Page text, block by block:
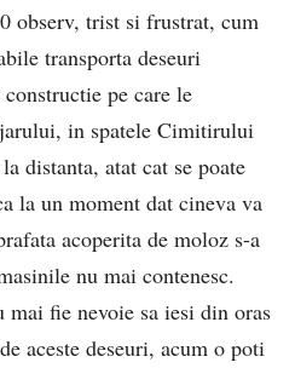
observ, trist si frustrat, cum
transporta deseuri
pe care le
in spatele Cimitirului
distanta, atat cat se poate
la un moment dat cineva va
acoperita de moloz s-a
nu mai contenesc.
mai fie nevoie sa iesi din oras
aceste deseuri, acum o poti